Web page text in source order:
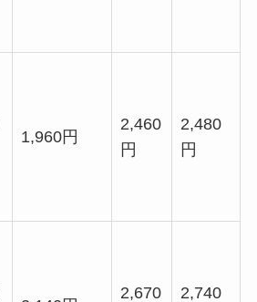
1,960円
2,460
円
2,480
円
2,670
2,740